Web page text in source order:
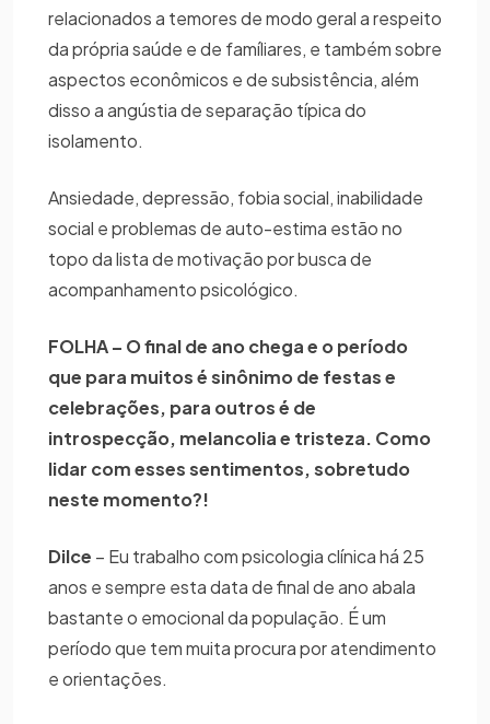
relacionados a temores de modo geral a respeito
da própria saúde e de famíliares, e também sobre
aspectos econômicos e de subsistência, além
disso a angústia de separação típica do
isolamento.
Ansiedade, depressão, fobia social, inabilidade
social e problemas de auto-estima estão no
topo da lista de motivação por busca de
acompanhamento psicológico.
FOLHA – O final de ano chega e o período
que para muitos é sinônimo de festas e
celebrações, para outros é de
introspecção, melancolia e tristeza. Como
lidar com esses sentimentos, sobretudo
neste momento?!
Dilce – Eu trabalho com psicologia clínica há 25
anos e sempre esta data de final de ano abala
bastante o emocional da população. É um
período que tem muita procura por atendimento
e orientações.